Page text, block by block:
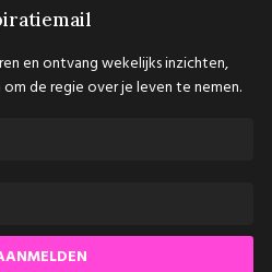
en ontvang wekelijks inzichten,
de regie over je leven te nemen.